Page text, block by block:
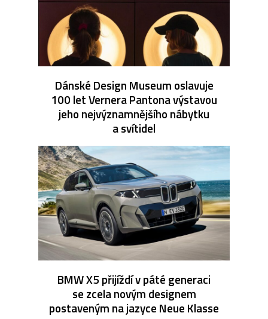
Dánské Design Museum oslavuje
100 let Vernera Pantona výstavou
jeho nejvýznamnějšího nábytku
a svítidel
BMW X5 přijíždí v páté generaci
se zcela novým designem
postaveným na jazyce Neue Klasse